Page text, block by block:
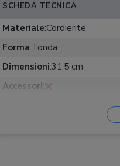
SCHEDA TECNICA
Materiale:Cordierite
Forma:Tonda
Dimensioni:31,5 cm
Accessori: